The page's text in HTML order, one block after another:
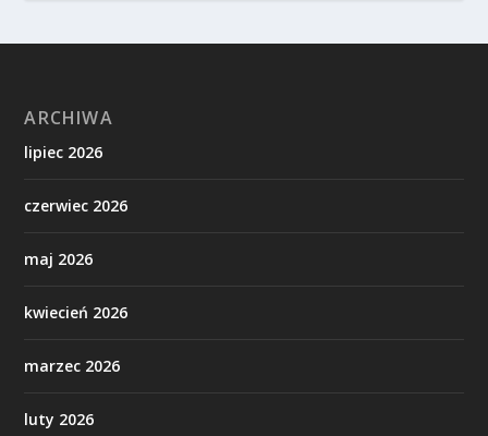
ARCHIWA
lipiec 2026
czerwiec 2026
maj 2026
kwiecień 2026
marzec 2026
luty 2026